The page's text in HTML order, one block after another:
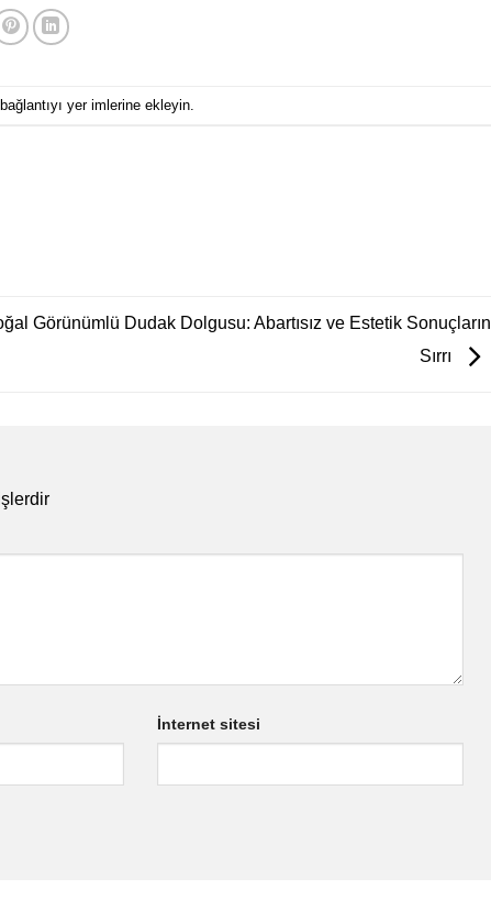
yer imlerine ekleyin.
Görünümlü Dudak Dolgusu: Abartısız ve Estetik Sonuçların
Sırrı
İnternet sitesi